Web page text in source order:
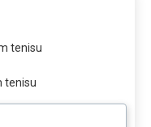
tenisu
tenisu